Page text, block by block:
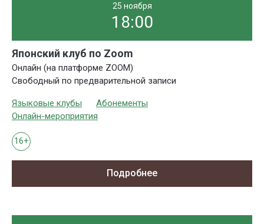
25 ноября
18:00
Японский клуб по Zoom
Онлайн (на платформе ZOOM)
Свободный по предварительной записи
Языковые клубы
Абонементы
Онлайн-мероприятия
16+
Подробнее